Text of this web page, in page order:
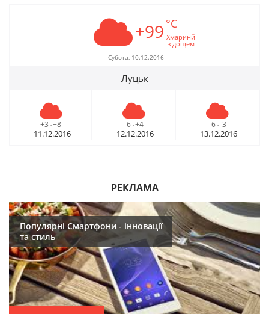
+99 °C
Хмаринй
з дощем
Субота, 10.12.2016
Луцьк
+3 - +8
11.12.2016
-6 - +4
12.12.2016
-6 - -3
13.12.2016
РЕКЛАМА
Популярні Смартфони - інновації
та стиль